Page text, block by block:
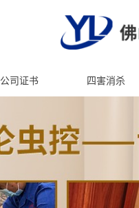
公司证书 四害消杀